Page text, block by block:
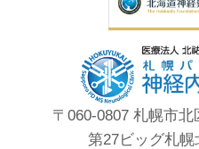
〒060-0807 札幌市
第27ビッグ札